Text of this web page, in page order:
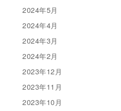
2024年5月
2024年4月
2024年3月
2024年2月
2023年12月
2023年11月
2023年10月